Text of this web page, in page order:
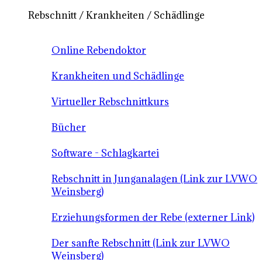
Rebschnitt / Krankheiten / Schädlinge
Online Rebendoktor
Krankheiten und Schädlinge
Virtueller Rebschnittkurs
Bücher
Software - Schlagkartei
Rebschnitt in Junganalagen (Link zur LVWO
Weinsberg)
Erziehungsformen der Rebe (externer Link)
Der sanfte Rebschnitt (Link zur LVWO
Weinsberg)